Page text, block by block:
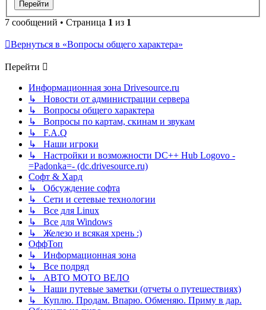
7 сообщений • Страница 1 из 1
Вернуться в «Вопросы общего характера»
Перейти
Информационная зона Drivesource.ru
↳ Новости от администрации сервера
↳ Вопросы общего характера
↳ Вопросы по картам, скинам и звукам
↳ F.A.Q
↳ Наши игроки
↳ Настройки и возможности DC++ Hub Logovo -
=Padonka=- (dc.drivesource.ru)
Софт & Хард
↳ Обсуждение софта
↳ Сети и сетевые технологии
↳ Все для Linux
↳ Все для Windows
↳ Железо и всякая хрень :)
ОффТоп
↳ Информационная зона
↳ Все подряд
↳ АВТО МОТО ВЕЛО
↳ Наши путевые заметки (отчеты о путешествиях)
↳ Куплю. Продам. Впарю. Обменяю. Приму в дар.